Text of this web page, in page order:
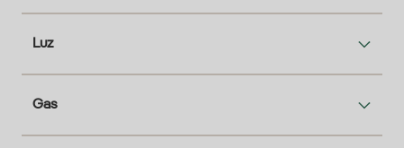
Luz
Gas